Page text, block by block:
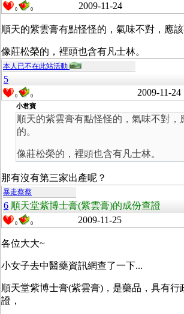
0 0 2009-11-24
順天的紫雲膏有點怪怪的，氣味不對，應該
像莊松榮的，裡頭也含有凡士林。
本人已不在此站活動
5
0 0 2009-11-24
小君寶
順天的紫雲膏有點怪怪的，氣味不對，
的。
像莊松榮的，裡頭也含有凡士林。
那有沒有第三家出產呢？
暴走蔡蔡
6 順天堂紫博士膏(紫雲膏)的成份查證
0 0 2009-11-25
各位大大~
小女子去中醫藥資訊網查了一下...
順天堂紫博士膏(紫雲膏)，是藥品，具有行
證，